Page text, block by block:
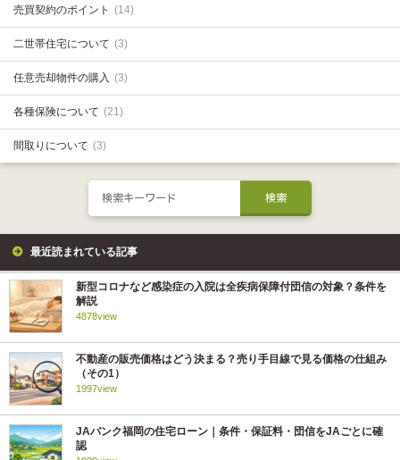
売買契約のポイント (14)
二世帯住宅について (3)
任意売却物件の購入 (3)
各種保険について (21)
間取りについて (3)
最近読まれている記事
新型コロナなど感染症の入院は全疾病保障付団信の対象？条件を
解説
4878view
不動産の販売価格はどう決まる？売り手目線で見る価格の仕組み
（その1）
1997view
JAバンク福岡の住宅ローン｜条件・保証料・団信をJAごとに確
認